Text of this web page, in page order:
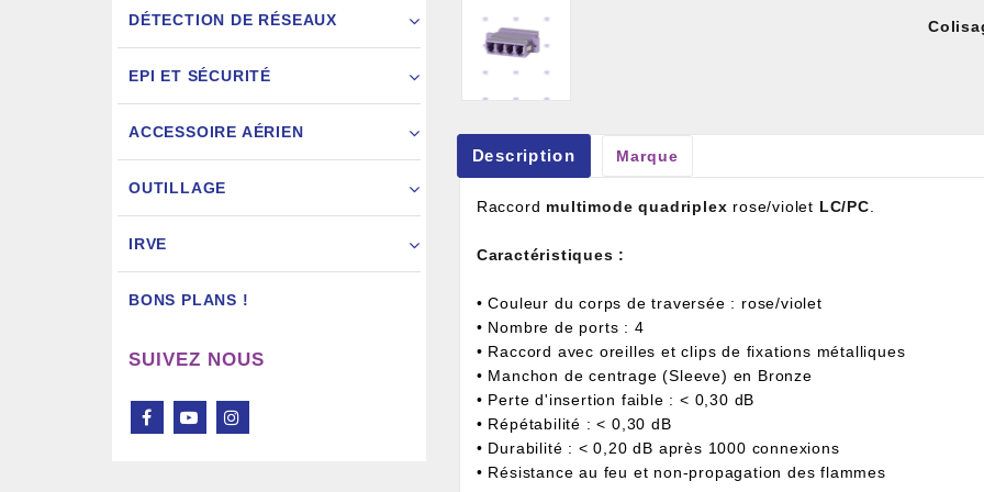
DÉTECTION DE RÉSEAUX
EPI ET SÉCURITÉ
ACCESSOIRE AÉRIEN
OUTILLAGE
IRVE
BONS PLANS !
SUIVEZ NOUS
Description Marque
Raccord multimode quadriplex rose/violet LC/PC
Caractéristiques :
• Couleur du corps de traversée : rose/violet
• Nombre de ports : 4
• Raccord avec oreilles et clips de fixations métalliques
• Manchon de centrage (Sleeve) en Bronze
• Perte d'insertion faible : < 0,30 dB
• Répétabilité : < 0,30 dB
• Durabilité : < 0,20 dB après 1000 connexions
• Résistance au feu et non-propagation des flammes